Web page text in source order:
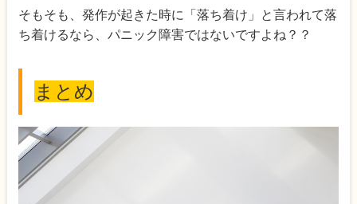
そもそも、発作が起きた時に「落ち着け」と言われて落
ち着けるなら、パニック障害ではないですよね？？
まとめ